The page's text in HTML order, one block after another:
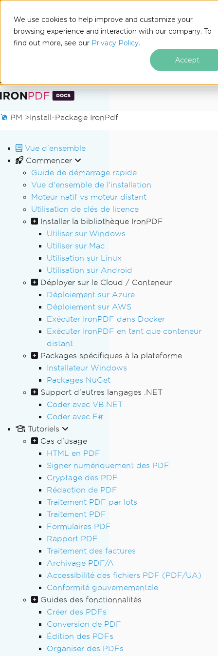
We use cookies to help improve and customize your
browsing experience and interaction with our company. To
find out more, see our Privacy Policy.
Accept
Passer au contenu du pied de page
Docs
Sur cette page
PM >Install-Package IronPdf
Vue d'ensemble
Commencer
Guide de démarrage rapide
Vue d'ensemble de l'installation
Moteur natif vs moteur distant
Utilisation de clés de licence
Installer la bibliothèque IronPDF
Utiliser sur Windows
Utiliser sur Mac
Utilisation sur Linux
Utilisation sur Android
Déployer sur le Cloud / Conteneur
Déploiement sur Azure
Déploiement sur AWS
Exécuter IronPDF dans Docker
Exécuter IronPDF en tant que conteneur
distant
Packages spécifiques à la plateforme
Installateur Windows
Packages NuGet
Support d'autres langages .NET
Coder avec VB.NET
Coder avec F#
Tutoriels
Cas d'usage
HTML en PDF
Signer numériquement des PDF
Cryptage des PDF
Rédaction de PDF
Traitement PDF par lots
Traitement PDF
Formulaires PDF
Rapport PDF
Traitement des factures
Archivage PDF/A
Accessibilité des fichiers PDF (PDF/UA)
Conformité gouvernementale
Guides des fonctionnalités
Créer des PDFs
Conversion de PDF
Édition des PDFs
Organiser des PDFs